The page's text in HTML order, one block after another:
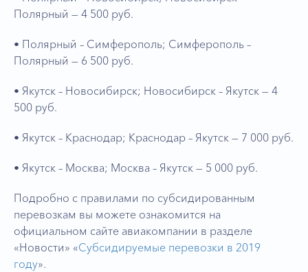
Полярный — 4 500 руб.
• Полярный – Симферополь; Симферополь –
Полярный — 6 500 руб.
• Якутск – Новосибирск; Новосибирск – Якутск — 4
500 руб.
• Якутск – Краснодар; Краснодар – Якутск — 7 000 руб.
• Якутск – Москва; Москва – Якутск — 5 000 руб.
Подробно с правилами по субсидированным
перевозкам вы можете ознакомится на
официальном сайте авиакомпании в разделе
«Новости» «Субсидируемые перевозки в 2019
году».